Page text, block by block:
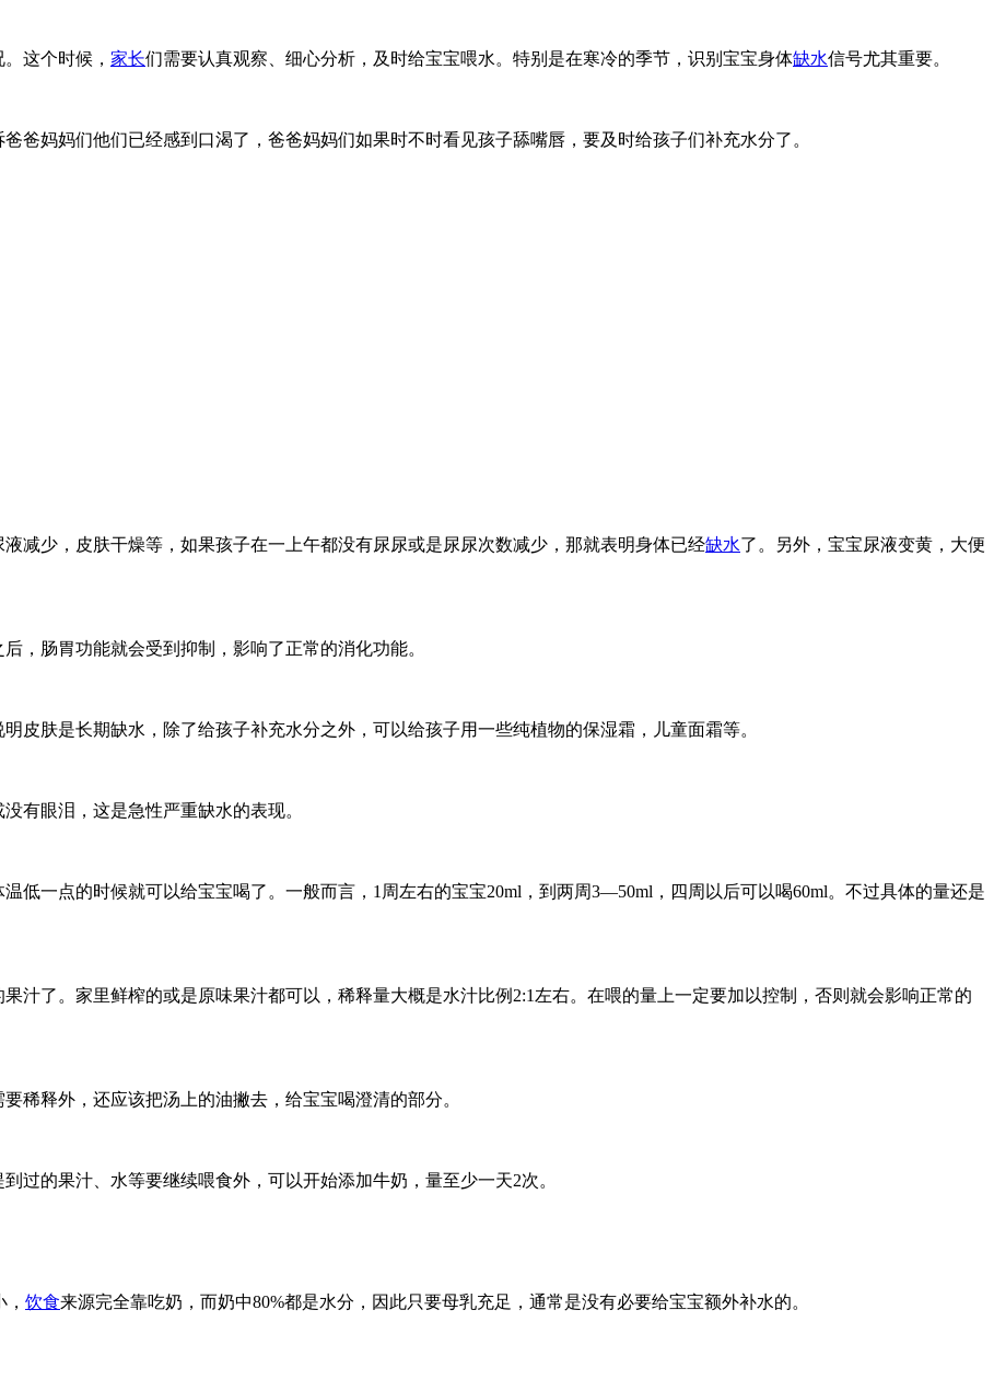
这个时候， 家长们需要认真观察、细心分析，及时给宝宝喂水。特别是在寒冷的季节，识别宝宝身体缺水信号尤其重要。
爸妈妈们他们已经感到口渴了，爸爸妈妈们如果时不时看见孩子舔嘴唇，要及时给孩子们补充水分了。
减少，皮肤干燥等，如果孩子在一上午都没有尿尿或是尿尿次数减少，那就表明身体已经缺水了。另外，宝宝尿液变黄，大便
，肠胃功能就会受到抑制，影响了正常的消化功能。
皮肤是长期缺水，除了给孩子补充水分之外，可以给孩子用一些纯植物的保湿霜，儿童面霜等。
有眼泪，这是急性严重缺水的表现。
低一点的时候就可以给宝宝喝了。一般而言，1周左右的宝宝20ml，到两周3—50ml，四周以后可以喝60ml。不过具体的量还是
汁了。家里鲜榨的或是原味果汁都可以，稀释量大概是水汁比例2:1左右。在喂的量上一定要加以控制，否则就会影响正常的
稀释外，还应该把汤上的油撇去，给宝宝喝澄清的部分。
过的果汁、水等要继续喂食外，可以开始添加牛奶，量至少一天2次。
饮食来源完全靠吃奶，而奶中80%都是水分，因此只要母乳充足，通常是没有必要给宝宝额外补水的。